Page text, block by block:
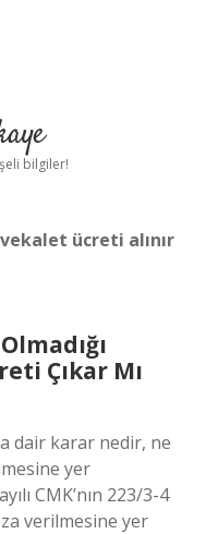
bilgiler!
ücreti alınır
Çıkar Mı
dair karar nedir, ne
yer
CMK’nın 223/3-4
verilmesine yer